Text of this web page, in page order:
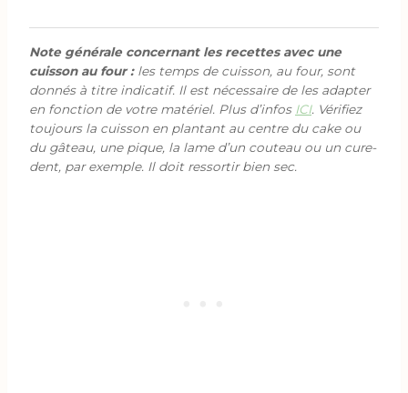
Note générale concernant les recettes avec une
cuisson au four :les temps de cuisson, au four, sont
donnés à titre indicatif. Il est nécessaire de les adapter
en fonction de votre matériel. Plus d’infos ICI. Vérifiez
toujours la cuisson en plantant au centre du cake ou
du gâteau, une pique, la lame d’un couteau ou un cure-
dent, par exemple. Il doit ressortir bien sec.